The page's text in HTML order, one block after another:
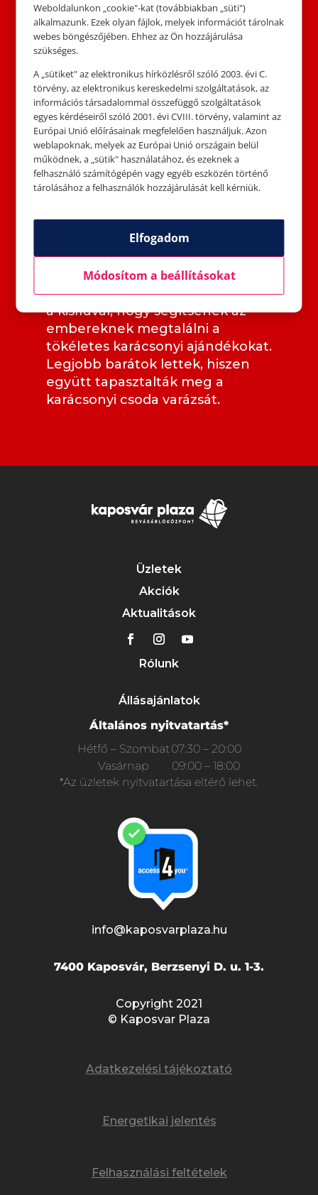
sikerült is mindenkinek valami
igazán szép ajándékot vásárolnia.
boldogan adta át családjának az
ajándékokat, majd felkerekedtek,
hogy meglátogassák Hópihe
Hankát és Buksit, aki a lábuknál
ülve, mosolyogva figyelte, a
boldog családot és az ünnepi
fényeket az ablakban. Ekkor
akkor az igazi, ha tele van a
szeretteiddel töltött, meghitt
pillanatokkal és kedves
meglepetésekkel. Azóta Buksi
minden évben körbejárja a várost
a kisfiúval, hogy segítsenek az
embereknek megtalálni a
tökéletes karácsonyi ajándékokat.
Legjobb barátok lettek, hiszen
együtt tapasztalták meg a
karácsonyi csoda varázsát.
Üzletek
Akciók
Aktualitások
Rólunk
Állásajánlatok
Általános nyitvatartás*
Hétfő – Szombat07:30 – 20:00
Vasárnap
09:00 – 18:00
*Az üzletek nyitvatartása eltérő lehet.
info@kaposvarplaza.hu
7400 Kaposvár, Berzsenyi D. u. 1-3.
Copyright 2021
© Kaposvar Plaza
Adatkezelési tájékoztató
Energetikai jelentés
Felhasználási feltételek
Weboldalunkon „cookie"-kat (továbbiakban „süti")
alkalmazunk. Ezek olyan fájlok, melyek információt tárolnak
webes böngészőjében. Ehhez az Ön hozzájárulása
szükséges.
A „sütiket" az elektronikus hírközlésről szóló 2003. évi C.
törvény, az elektronikus kereskedelmi szolgáltatások, az
információs társadalommal összefüggő szolgáltatások
egyes kérdéseiről szóló 2001. évi CVIII. törvény, valamint az
Európai Unió előírásainak megfelelően használjuk. Azon
weblapoknak, melyek az Európai Unió országain belül
működnek, a „sütik" használatához, és ezeknek a
felhasználó számítógépén vagy egyéb eszközén történő
tárolásához a felhasználók hozzájárulását kell kérniük.
Elfogadom
Módosítom a beállításokat